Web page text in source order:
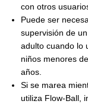
con otros
Puede ser
supervisión de un
adulto cuando lo
niños menores
años.
Si se marea
utiliza Flow-Ball,